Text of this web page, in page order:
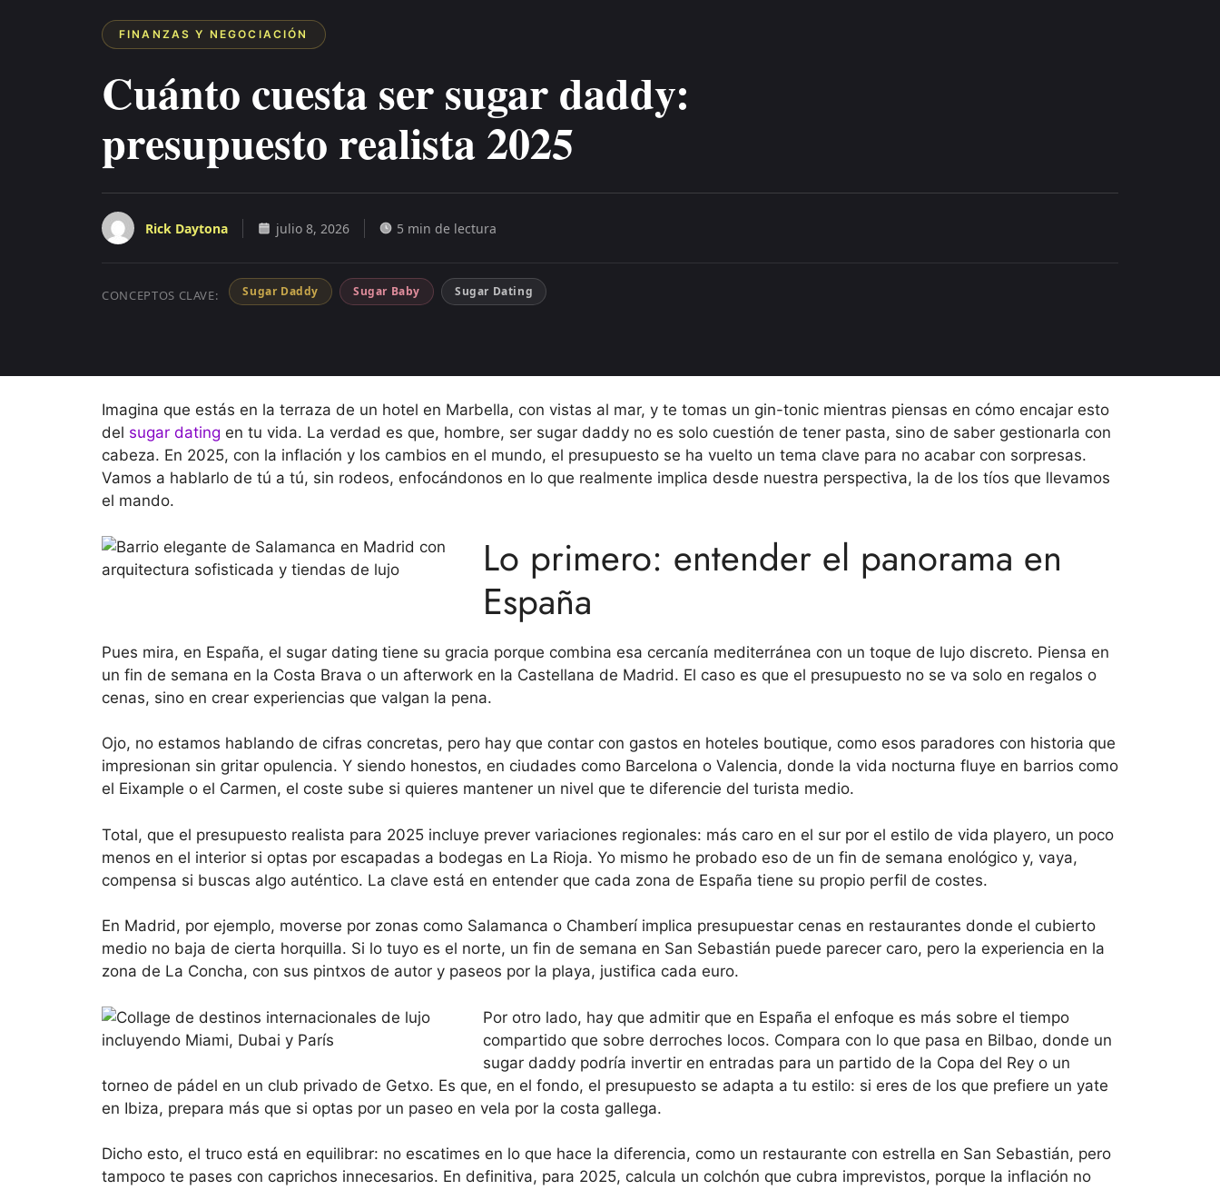
FINANZAS Y NEGOCIACIÓN
Cuánto cuesta ser sugar daddy:
presupuesto realista 2025
Rick Daytona julio 8, 2026 5 min de lectura
CONCEPTOS CLAVE: Sugar Daddy Sugar Baby Sugar Dating
Imagina que estás en la terraza de un hotel en Marbella, con vistas al mar, y te tomas un gin-tonic mientras piensas en cómo encajar esto
del sugar dating en tu vida. La verdad es que, hombre, ser sugar daddy no es solo cuestión de tener pasta, sino de saber gestionarla con
cabeza. En 2025, con la inflación y los cambios en el mundo, el presupuesto se ha vuelto un tema clave para no acabar con sorpresas.
Vamos a hablarlo de tú a tú, sin rodeos, enfocándonos en lo que realmente implica desde nuestra perspectiva, la de los tíos que llevamos
el mando.
Lo primero: entender el panorama en
España
Pues mira, en España, el sugar dating tiene su gracia porque combina esa cercanía mediterránea con un toque de lujo discreto. Piensa en
un fin de semana en la Costa Brava o un afterwork en la Castellana de Madrid. El caso es que el presupuesto no se va solo en regalos o
cenas, sino en crear experiencias que valgan la pena.
Ojo, no estamos hablando de cifras concretas, pero hay que contar con gastos en hoteles boutique, como esos paradores con historia que
impresionan sin gritar opulencia. Y siendo honestos, en ciudades como Barcelona o Valencia, donde la vida nocturna fluye en barrios como
el Eixample o el Carmen, el coste sube si quieres mantener un nivel que te diferencie del turista medio.
Total, que el presupuesto realista para 2025 incluye prever variaciones regionales: más caro en el sur por el estilo de vida playero, un poco
menos en el interior si optas por escapadas a bodegas en La Rioja. Yo mismo he probado eso de un fin de semana enológico y, vaya,
compensa si buscas algo auténtico. La clave está en entender que cada zona de España tiene su propio perfil de costes.
En Madrid, por ejemplo, moverse por zonas como Salamanca o Chamberí implica presupuestar cenas en restaurantes donde el cubierto
medio no baja de cierta horquilla. Si lo tuyo es el norte, un fin de semana en San Sebastián puede parecer caro, pero la experiencia en la
zona de La Concha, con sus pintxos de autor y paseos por la playa, justifica cada euro.
Por otro lado, hay que admitir que en España el enfoque es más sobre el tiempo
compartido que sobre derroches locos. Compara con lo que pasa en Bilbao, donde un
sugar daddy podría invertir en entradas para un partido de la Copa del Rey o un
torneo de pádel en un club privado de Getxo. Es que, en el fondo, el presupuesto se adapta a tu estilo: si eres de los que prefiere un yate
en Ibiza, prepara más que si optas por un paseo en vela por la costa gallega.
Dicho esto, el truco está en equilibrar: no escatimes en lo que hace la diferencia, como un restaurante con estrella en San Sebastián, pero
tampoco te pases con caprichos innecesarios. En definitiva, para 2025, calcula un colchón que cubra imprevistos, porque la inflación no